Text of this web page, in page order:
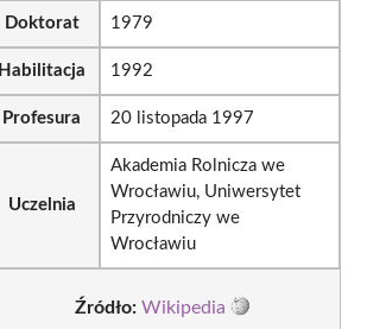
Doktorat 1979
Habilitacja 1992
Profesura 20 listopada 1997
Uczelnia
Akademia Rolnicza we
Wrocławiu, Uniwersytet
Przyrodniczy we
Wrocławiu
Źródło: Wikipedia